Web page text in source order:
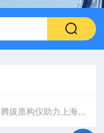
构仪助力上海海洋大学在水产领域国际期刊发表第四篇论文